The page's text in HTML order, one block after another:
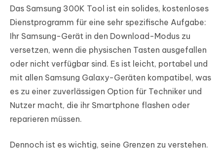
Das Samsung 300K Tool ist ein solides, kostenloses
Dienstprogramm für eine sehr spezifische Aufgabe:
Ihr Samsung-Gerät in den Download-Modus zu
versetzen, wenn die physischen Tasten ausgefallen
oder nicht verfügbar sind. Es ist leicht, portabel und
mit allen Samsung Galaxy-Geräten kompatibel, was
es zu einer zuverlässigen Option für Techniker und
Nutzer macht, die ihr Smartphone flashen oder
reparieren müssen.
Dennoch ist es wichtig, seine Grenzen zu verstehen.